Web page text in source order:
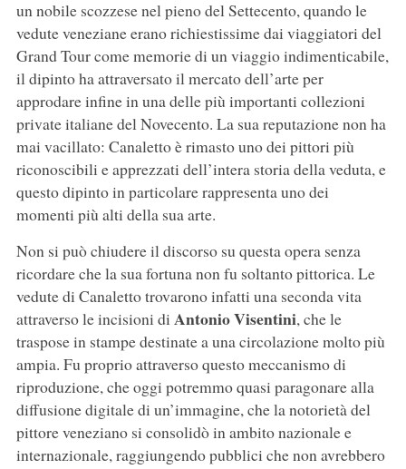
un nobile scozzese nel pieno del Settecento, quando le
vedute veneziane erano richiestissime dai viaggiatori del
Grand Tour come memorie di un viaggio indimenticabile,
il dipinto ha attraversato il mercato dell’arte per
approdare infine in una delle più importanti collezioni
private italiane del Novecento. La sua reputazione non ha
mai vacillato: Canaletto è rimasto uno dei pittori più
riconoscibili e apprezzati dell’intera storia della veduta, e
questo dipinto in particolare rappresenta uno dei
momenti più alti della sua arte.
Non si può chiudere il discorso su questa opera senza
ricordare che la sua fortuna non fu soltanto pittorica. Le
vedute di Canaletto trovarono infatti una seconda vita
attraverso le incisioni di Antonio Visentini, che le
traspose in stampe destinate a una circolazione molto più
ampia. Fu proprio attraverso questo meccanismo di
riproduzione, che oggi potremmo quasi paragonare alla
diffusione digitale di un’immagine, che la notorietà del
pittore veneziano si consolidò in ambito nazionale e
internazionale, raggiungendo pubblici che non avrebbero